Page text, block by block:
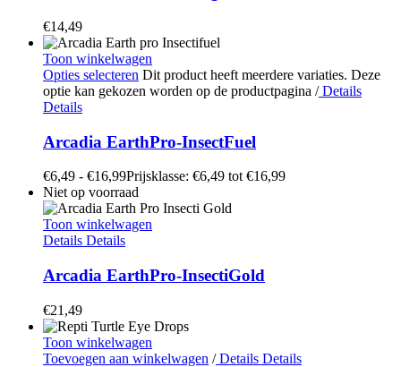
€14,49
Toon winkelwagen
Opties selecteren Dit product heeft meerdere variaties. Deze
optie kan gekozen worden op de productpagina /Details
Details
Arcadia EarthPro-InsectFuel
€6,49 - €16,99Prijsklasse: €6,49 tot €16,99
Niet op voorraad
Toon winkelwagen
Details Details
Arcadia EarthPro-InsectiGold
€21,49
Toon winkelwagen
Toevoegen aan winkelwagen /Details Details